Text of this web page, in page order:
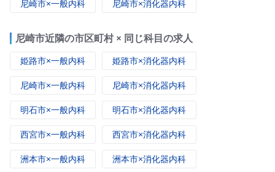
尼崎市×一般内科 尼崎市×消化器内科
尼崎市近隣の市区町村 × 同じ科目の求人
姫路市×一般内科 姫路市×消化器内科
尼崎市×一般内科 尼崎市×消化器内科
明石市×一般内科 明石市×消化器内科
西宮市×一般内科 西宮市×消化器内科
洲本市×一般内科 洲本市×消化器内科